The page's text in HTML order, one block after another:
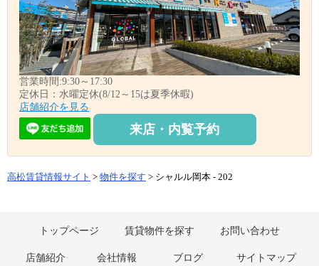
営業時間:9:30～17:30
定休日：水曜定休(8/12～15は夏季休暇)
店舗紹介を見る
来店・内覧予約
高松賃貸情報サイト > 物件を探す > シャルル岡本 - 202
トップページ 賃貸物件を探す お問い合わせ
店舗紹介 会社情報 ブログ サイトマップ